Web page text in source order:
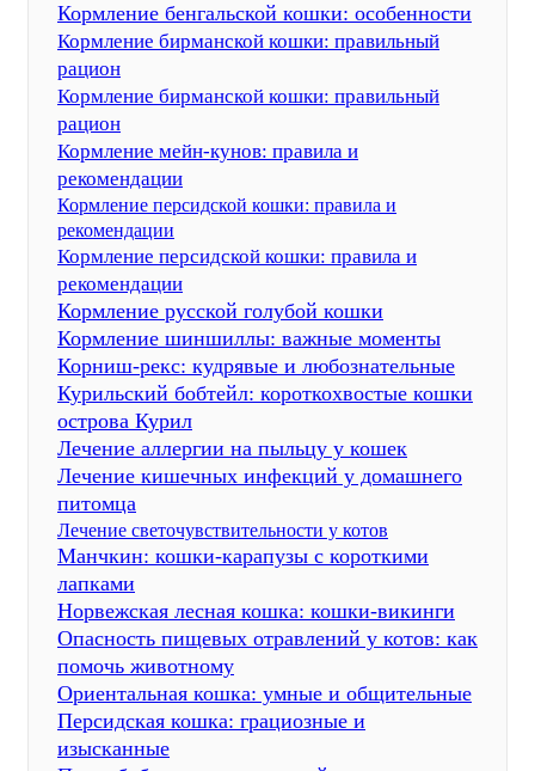
Кормление бенгальской кошки: особенности
Кормление бирманской кошки: правильный
рацион
Кормление бирманской кошки: правильный
рацион
Кормление мейн-кунов: правила и
рекомендации
Кормление персидской кошки: правила и
рекомендации
Кормление персидской кошки: правила и
рекомендации
Кормление русской голубой кошки
Кормление шиншиллы: важные моменты
Корниш-рекс: кудрявые и любознательные
Курильский бобтейл: короткохвостые кошки
острова Курил
Лечение аллергии на пыльцу у кошек
Лечение кишечных инфекций у домашнего
питомца
Лечение светочувствительности у котов
Манчкин: кошки-карапузы с короткими
лапками
Норвежская лесная кошка: кошки-викинги
Опасность пищевых отравлений у котов: как
помочь животному
Ориентальная кошка: умные и общительные
Персидская кошка: грациозные и
изысканные